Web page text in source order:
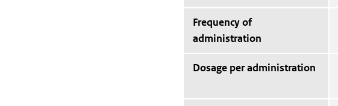
Frequency of
administration
Dosage per administration